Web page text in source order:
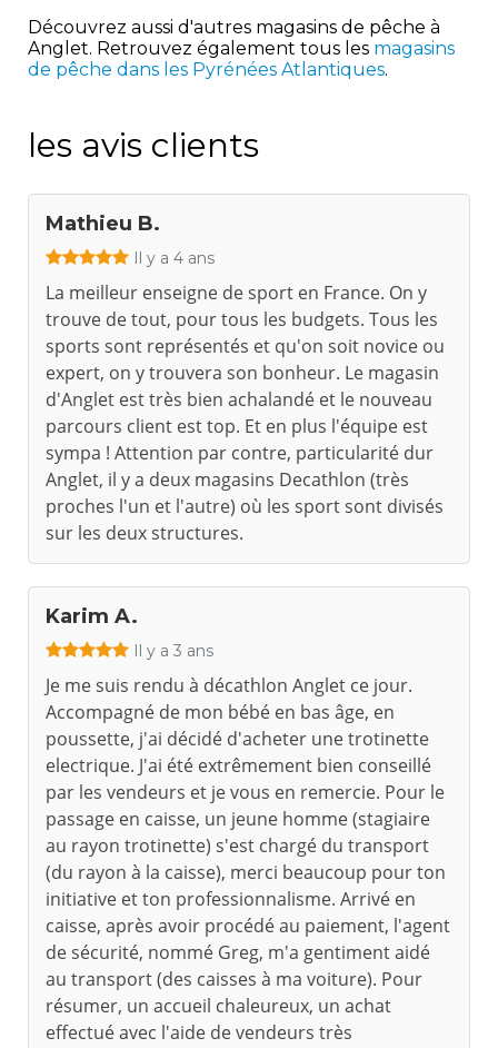
Découvrez aussi d'autres magasins de pêche à
Anglet. Retrouvez également tous les magasins
de pêche dans les Pyrénées Atlantiques.
les avis clients
Mathieu B.
Il y a 4 ans
La meilleur enseigne de sport en France. On y
trouve de tout, pour tous les budgets. Tous les
sports sont représentés et qu'on soit novice ou
expert, on y trouvera son bonheur. Le magasin
d'Anglet est très bien achalandé et le nouveau
parcours client est top. Et en plus l'équipe est
sympa ! Attention par contre, particularité dur
Anglet, il y a deux magasins Decathlon (très
proches l'un et l'autre) où les sport sont divisés
sur les deux structures.
Karim A.
Il y a 3 ans
Je me suis rendu à décathlon Anglet ce jour.
Accompagné de mon bébé en bas âge, en
poussette, j'ai décidé d'acheter une trotinette
electrique. J'ai été extrêmement bien conseillé
par les vendeurs et je vous en remercie. Pour le
passage en caisse, un jeune homme (stagiaire
au rayon trotinette) s'est chargé du transport
(du rayon à la caisse), merci beaucoup pour ton
initiative et ton professionnalisme. Arrivé en
caisse, après avoir procédé au paiement, l'agent
de sécurité, nommé Greg, m'a gentiment aidé
au transport (des caisses à ma voiture). Pour
résumer, un accueil chaleureux, un achat
effectué avec l'aide de vendeurs très